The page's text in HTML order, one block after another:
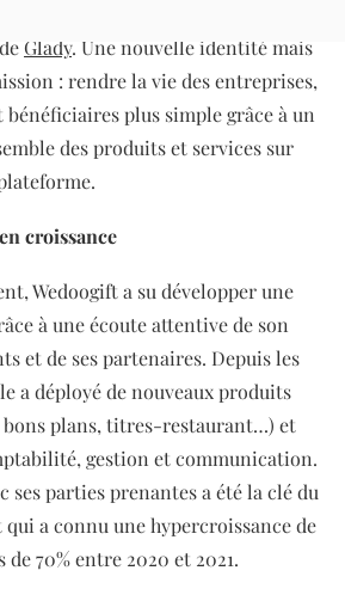
Glady. Une nouvelle identité mais
: rendre la vie des entreprises,
plus simple grâce à un
des produits et services sur
croissance
Wedoogift a su développer une
à une écoute attentive de son
et de ses partenaires. Depuis les
a déployé de nouveaux produits
plans, titres-restaurant…) et
gestion et communication.
ses parties prenantes a été la clé du
qui a connu une hypercroissance de
de 70% entre 2020 et 2021.